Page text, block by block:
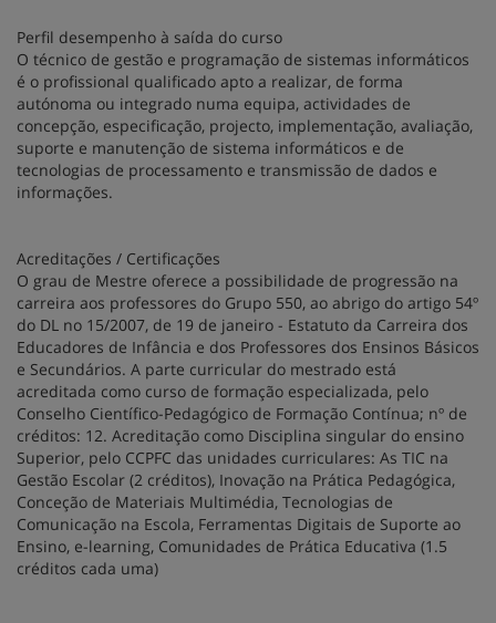
Perfil desempenho à saída do curso
O técnico de gestão e programação de sistemas informáticos
é o profissional qualificado apto a realizar, de forma
autónoma ou integrado numa equipa, actividades de
concepção, especificação, projecto, implementação, avaliação,
suporte e manutenção de sistema informáticos e de
tecnologias de processamento e transmissão de dados e
informações.
Acreditações / Certificações
O grau de Mestre oferece a possibilidade de progressão na
carreira aos professores do Grupo 550, ao abrigo do artigo 54º
do DL no 15/2007, de 19 de janeiro - Estatuto da Carreira dos
Educadores de Infância e dos Professores dos Ensinos Básicos
e Secundários. A parte curricular do mestrado está
acreditada como curso de formação especializada, pelo
Conselho Científico-Pedagógico de Formação Contínua; nº de
créditos: 12. Acreditação como Disciplina singular do ensino
Superior, pelo CCPFC das unidades curriculares: As TIC na
Gestão Escolar (2 créditos), Inovação na Prática Pedagógica,
Conceção de Materiais Multimédia, Tecnologias de
Comunicação na Escola, Ferramentas Digitais de Suporte ao
Ensino, e-learning, Comunidades de Prática Educativa (1.5
créditos cada uma)